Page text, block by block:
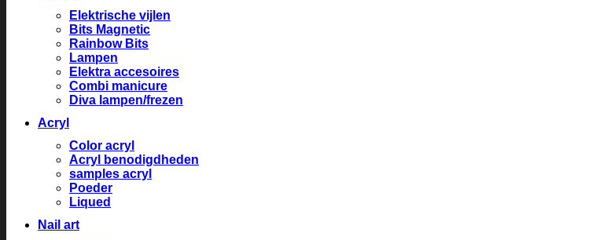
Elektrische vijlen
Bits Magnetic
Rainbow Bits
Lampen
Elektra accesoires
Combi manicure
Diva lampen/frezen
Acryl
Color acryl
Acryl benodigdheden
samples acryl
Poeder
Liqued
Nail art